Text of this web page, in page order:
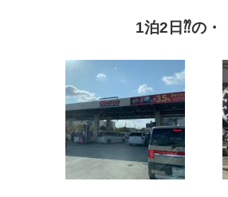
1泊2 日 ⁇の・